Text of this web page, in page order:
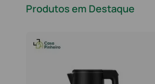
Produtos em Destaque